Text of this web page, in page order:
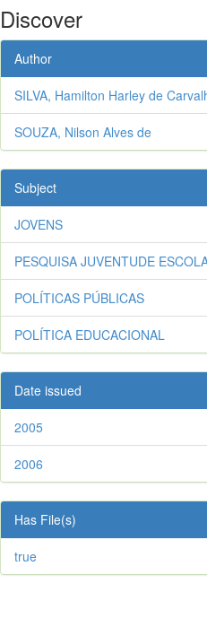
Discover
Author
SILVA, Hamilton Harley de
SOUZA, Nilson Alves de
Subject
JOVENS
PESQUISA JUVENTUDE
POLÍTICAS PÚBLICAS
POLÍTICA EDUCACIONAL
Date issued
2005
2006
Has File(s)
true